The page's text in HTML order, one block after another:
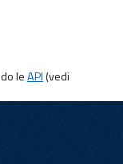
leAPI(vedi